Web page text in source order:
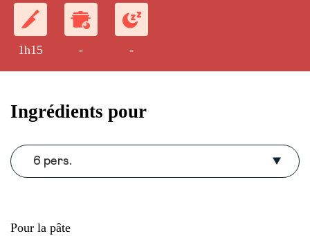
1h15 - -
Ingrédients pour
6 pers.
Pour la pâte